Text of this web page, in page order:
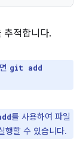
추적합니다.
git add
를 사용하여 파일
행할 수 있습니다.